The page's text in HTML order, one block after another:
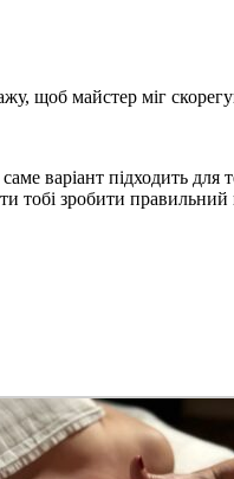
майстер міг
підходить для
тобі зробити правильний